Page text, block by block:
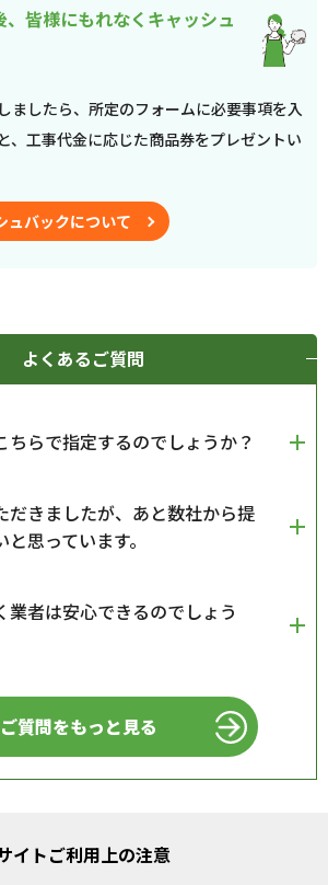
、皆様にもれなくキャッシュ
ましたら、所定のフォームに必要事項を入
、工事代金に応じた商品券をプレゼントい
ュバックについて
よくあるご質問
ちらで指定するのでしょうか？
だきましたが、あと数社から提
思っています。
業者は安心できるのでしょう
質問をもっと見る
イトご利用上の注意